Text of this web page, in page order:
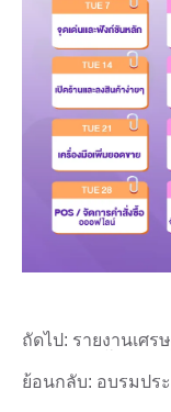
ย้อนกลับ: อบรมปร
ถัดไป: รายงานเศ